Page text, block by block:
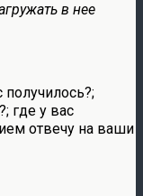
в нее
где у вас
отвечу на ваши